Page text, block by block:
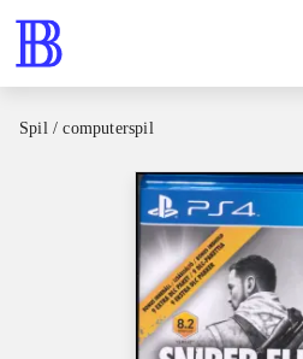
Spil / computerspil